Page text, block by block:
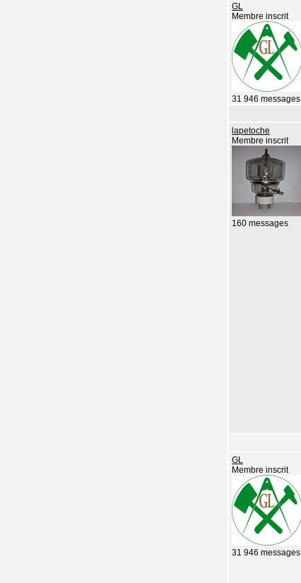
GL
Membre inscrit
31 946 messages
lapetoche
Membre inscrit
160 messages
GL
Membre inscrit
31 946 messages